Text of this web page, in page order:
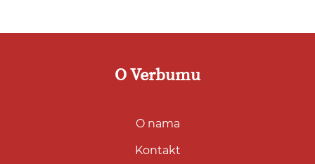
O Verbumu
O nama
Kontakt